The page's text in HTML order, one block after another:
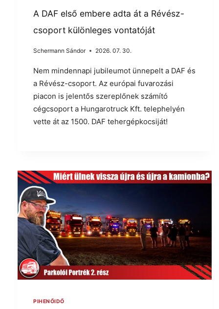
A DAF első embere adta át a Révész-
csoport különleges vontatóját
Schermann Sándor 2026. 07. 30.
Nem mindennapi jubileumot ünnepelt a DAF és
a Révész-csoport. Az európai fuvarozási
piacon is jelentős szereplőnek számító
cégcsoport a Hungarotruck Kft. telephelyén
vette át az 1500. DAF tehergépkocsiját!
PIHENŐIDŐ